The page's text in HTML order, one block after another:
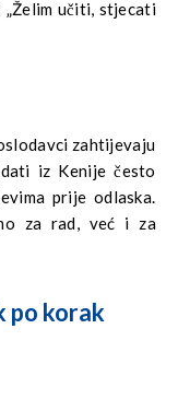
učiti, stjecati
zahtijevaju
iz Kenije često
prije odlaska.
za rad, već i za
po korak